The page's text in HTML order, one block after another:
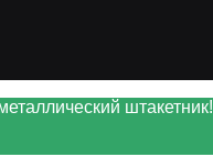
штакетник!